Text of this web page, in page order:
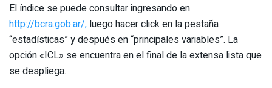
El índice se puede consultar ingresando en
http://bcra.gob.ar/, luego hacer click en la pestaña
“estadísticas” y después en “principales variables”. La
opción «ICL» se encuentra en el final de la extensa lista que
se despliega.